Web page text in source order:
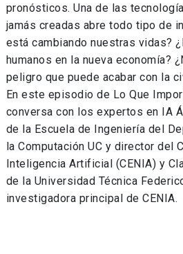
pronósticos. Una de las
jamás creadas abre todo tipo de
está cambiando nuestras vidas?
humanos en la nueva economía?
peligro que puede acabar con la
En este episodio de Lo Que
conversa con los expertos en IA
de la Escuela de Ingeniería del
la Computación UC y director del
Inteligencia Artificial (CENIA) y
de la Universidad Técnica
investigadora principal de CENIA.